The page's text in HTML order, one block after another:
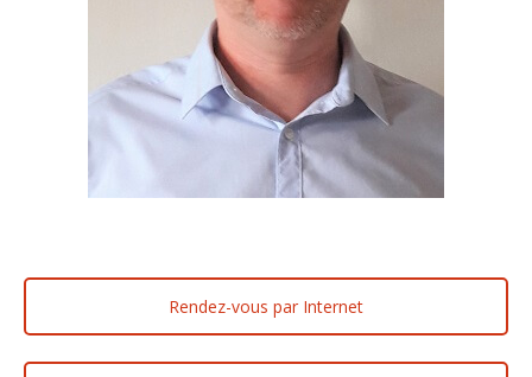
Rendez-vous par Internet